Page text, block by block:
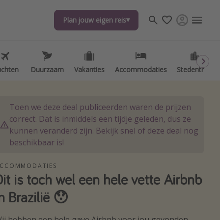
Plan jouw eigen reis
Duurzaam Vakanties Accommodaties Stedentrips
Plan jouw eigen reis
Duurzaam Vakanties Accommodaties Stedentrips
Toen we deze deal publiceerden waren de prijzen
correct. Dat is inmiddels een tijdje geleden, dus ze
kunnen veranderd zijn. Bekijk snel of deze deal nog
beschikbaar is!
is toch wel een hele vette Airbnb
Brazilië 😯